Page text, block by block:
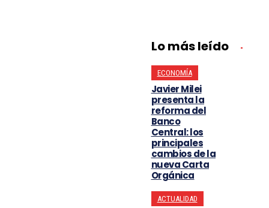
Lo más leído
ECONOMÍA
Javier Milei
presenta la
reforma del
Banco
Central: los
principales
cambios de la
nueva Carta
Orgánica
ACTUALIDAD